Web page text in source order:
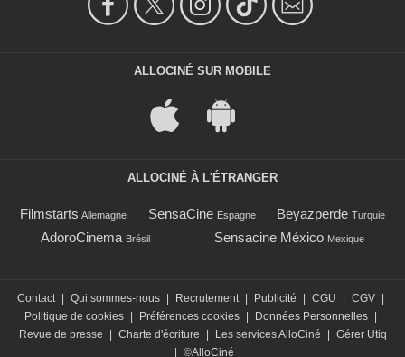
ALLOCINÉ SUR MOBILE
ALLOCINÉ À L'ÉTRANGER
Filmstarts Allemagne SensaCine Espagne Beyazperde Turquie
AdoroCinema Brésil Sensacine México Mexique
Contact Qui sommes-nous Recrutement Publicité CGU CGV
Politique de cookies
Préférences cookies Données Personnelles
Revue de presse
Charte d'écriture Les services AlloCiné
Gérer Utiq
©AlloCiné